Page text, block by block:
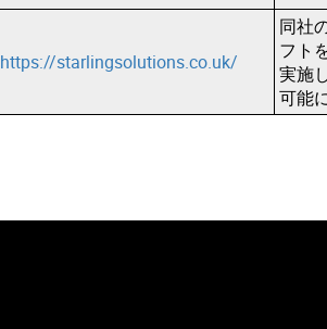
https://starlingsolutions.co.uk/
同社
フト
実施
可能